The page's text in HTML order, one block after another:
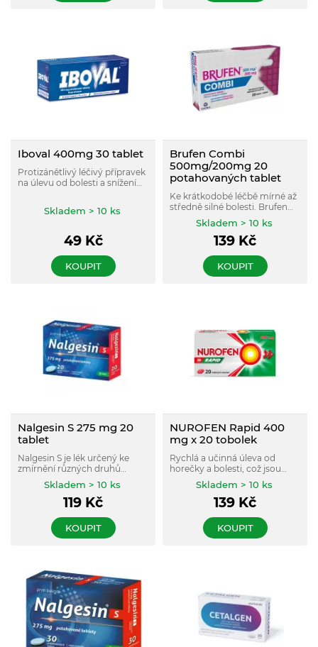
Iboval 400mg 30 tablet
Protizánětlivý léčivý přípravek
na úlevu od bolesti a snížení
Skladem > 10 ks
49Kč
KOUPIT
Brufen Combi
500mg/200mg 20
potahovaných tablet
Ke krátkodobé léčbě mírné až
středně silné bolesti. Brufen
Combi obsahuje dvě léčivé
látky - paracetamol a
Skladem > 10 ks
139 Kč
KOUPIT
Nalgesin S 275 mg 20
tablet
Nalgesin S je lék určený ke
zmírnění různých druhů
bolesti (hlavy, zubů, zad,
menstruační bolest), k léčbě
zánětu a proti horečce.
Skladem > 10 ks
119 Kč
KOUPIT
NUROFEN Rapid 400
mg x 20 tobolek
Rychlá a učinná úleva od
horečky a bolesti, což jsou
možné reakce po očkování.
Také působí na bolesti hlavy,
zad, zubů, či při menstruaci.
Skladem > 10 ks
139 Kč
KOUPIT